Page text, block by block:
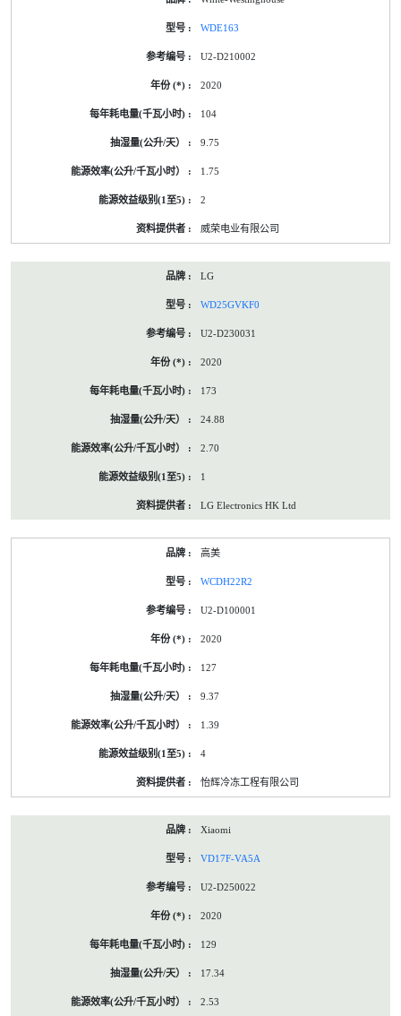
WDE163
U2-D210002
2020
104
9.75
1.75
2
威荣电业有限公司
LG
WD25GVKF0
U2-D230031
2020
173
24.88
2.70
1
LG Electronics HK Ltd
高美
WCDH22R2
U2-D100001
2020
127
9.37
1.39
4
怡辉冷冻工程有限公司
Xiaomi
VD17F-VA5A
U2-D250022
2020
129
17.34
2.53